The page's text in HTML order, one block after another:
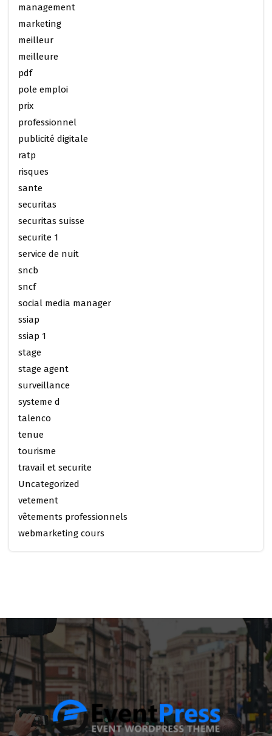
management
marketing
meilleur
meilleure
pdf
pole emploi
prix
professionnel
publicité digitale
ratp
risques
sante
securitas
securitas suisse
securite 1
service de nuit
sncb
sncf
social media manager
ssiap
ssiap 1
stage
stage agent
surveillance
systeme d
talenco
tenue
tourisme
travail et securite
Uncategorized
vetement
vêtements professionnels
webmarketing cours